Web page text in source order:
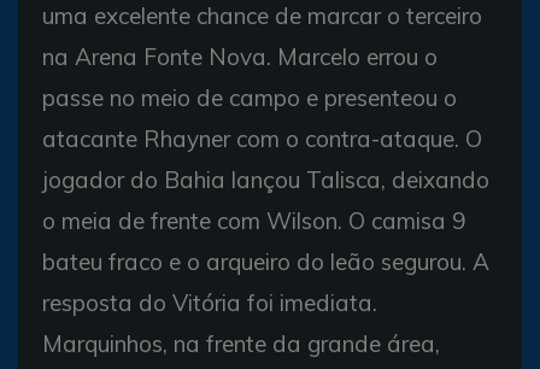
uma excelente chance de marcar o terceiro
na Arena Fonte Nova. Marcelo errou o
passe no meio de campo e presenteou o
atacante Rhayner com o contra-ataque. O
jogador do Bahia lançou Talisca, deixando
o meia de frente com Wilson. O camisa 9
bateu fraco e o arqueiro do leão segurou. A
resposta do Vitória foi imediata.
Marquinhos, na frente da grande área,